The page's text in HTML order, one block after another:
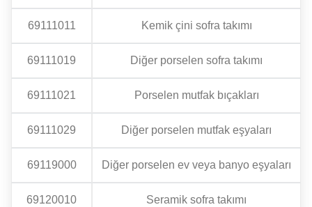
69111011 Kemik çini sofra takımı
69111019 Diğer porselen sofra takımı
69111021 Porselen mutfak bıçakları
69111029 Diğer porselen mutfak eşyaları
69119000 Diğer porselen ev veya banyo eşyaları
69120010 Seramik sofra takımı